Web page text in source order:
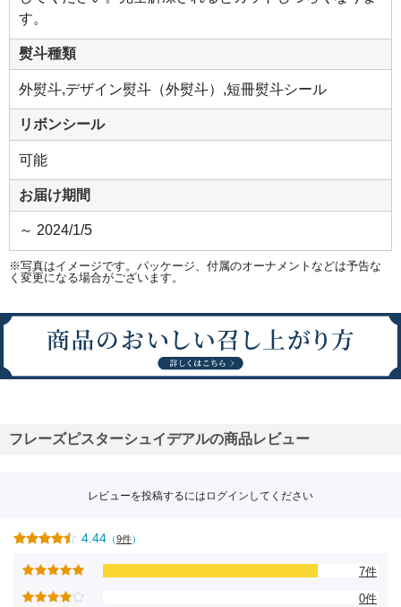
す。
熨斗種類
外熨斗,デザイン熨斗（外熨斗）,短冊熨斗シール
リボンシール
可能
お届け期間
～ 2024/1/5
※写真はイメージです。パッケージ、付属のオーナメントなどは予告な
く変更になる場合がございます。
フレーズピスターシュイデアルの商品レビュー
レビューを投稿するには ログイン してください
4.44 （9件）
7件
0件